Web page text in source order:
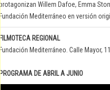
protagonizan Willem Dafoe, Emma
Fundación Mediterráneo en versión
FILMOTECA REGIONAL
Fundación Mediterráneo. Calle Mayor,
PROGRAMA DE ABRIL A JUNIO